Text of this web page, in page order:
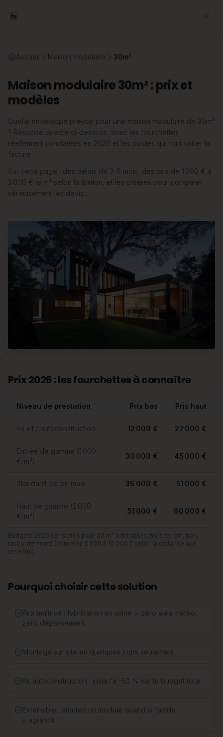
Accueil Maison modulaire 30m²
Maison modulaire 30m² : prix et
modèles
Quelle enveloppe prévoir pour une maison modulaire de 30m²
? Réponse directe ci-dessous, avec les fourchettes
réellement constatées en 2026 et les postes qui font varier la
facture.
Sur cette page : des délais de 3-6 mois, des prix de 1 000 € à
2 000 € le m² selon la finition, et les critères pour comparer
sérieusement les devis.
Prix 2026 : les fourchettes à connaître
Niveau de prestation Prix bas Prix haut
En kit / autoconstruction 12 000 € 27 000 €
Entrée de gamme (1 000
€/m²)
30 000 € 45 000 €
Standard clé en main 36 000 € 51 000 €
Haut de gamme (2 000
€/m²)
51 000 € 60 000 €
Budgets 2026 constatés pour 30 m² habitables, hors terrain, hors
raccordements (comptez 3 000 à 10 000 € selon la distance aux
réseaux).
Pourquoi choisir cette solution
Prix maîtrisé : fabrication en usine = zéro aléa météo,
zéro dépassement
Montage sur site en quelques jours seulement
Kit autoconstruction : jusqu'à -50 % sur le budget total
Extensible : ajoutez un module quand la famille
s'agrandit